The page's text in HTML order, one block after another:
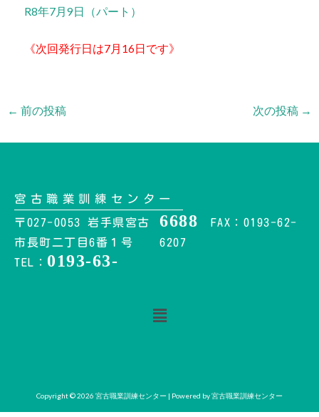
R8年7月9日（パート）
《次回発行日は7月 16日です》
← 前の投稿 次の投稿 →
宮古職業訓練センター
〒027-0053 岩手県宮古
市長町二丁目6番１号
TEL： 0193-63-
6688 FAX：0193-62-
6207
メ
ニ
Copyright © 2026 宮古職業訓練センター | Powered by 宮古職業訓練センター